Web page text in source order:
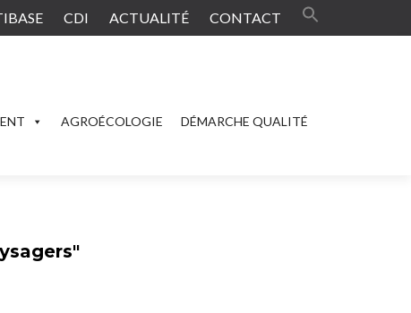
CDI ACTUALITÉ CONTACT
AGROÉCOLOGIE DÉMARCHE QUALITÉ